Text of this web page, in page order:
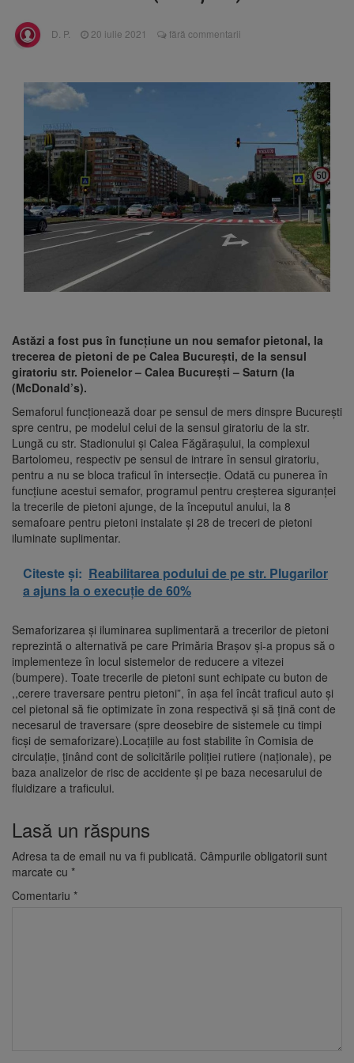
suspeND.ro pentru urmărirea inițiativei de
suspendare a președintelui Nicușor Dan
dosarul lui Călin Georgescu și Horațiu Potra.
Judecătorii decid dacă începe procesul
biodiversitate 2026-2030, adoptată de Senat.
Proiectul merge la promulgare
D. P. 20 iulie 2021 fără commentarii
Astăzi a fost pus în funcțiune un nou semafor pietonal, la
trecerea de pietoni de pe Calea București, de la sensul
giratoriu str. Poienelor – Calea București – Saturn (la
(McDonald’s).
Semaforul funcționează doar pe sensul de mers dinspre București
spre centru, pe modelul celui de la sensul giratoriu de la str.
Lungă cu str. Stadionului și Calea Făgărașului, la complexul
Bartolomeu, respectiv pe sensul de intrare în sensul giratoriu,
pentru a nu se bloca traficul în intersecție. Odată cu punerea în
funcțiune acestui semafor, programul pentru creșterea siguranței
la trecerile de pietoni ajunge, de la începutul anului, la 8
semafoare pentru pietoni instalate și 28 de treceri de pietoni
iluminate suplimentar.
Citeste și: Reabilitarea podului de pe str. Plugarilor
a ajuns la o execuție de 60%
Semaforizarea și iluminarea suplimentară a trecerilor de pietoni
reprezintă o alternativă pe care Primăria Brașov și-a propus să o
implementeze în locul sistemelor de reducere a vitezei
(bumpere). Toate trecerile de pietoni sunt echipate cu buton de
,,cerere traversare pentru pietoni”, în așa fel încât traficul auto și
cel pietonal să fie optimizate în zona respectivă și să țină cont de
necesarul de traversare (spre deosebire de sistemele cu timpi
ficși de semaforizare).Locațiile au fost stabilite în Comisia de
circulație, ținând cont de solicitările poliției rutiere (naționale), pe
baza analizelor de risc de accidente și pe baza necesarului de
fluidizare a traficului.
Lasă un răspuns
Adresa ta de email nu va fi publicată. Câmpurile obligatorii sunt
marcate cu *
Comentariu *